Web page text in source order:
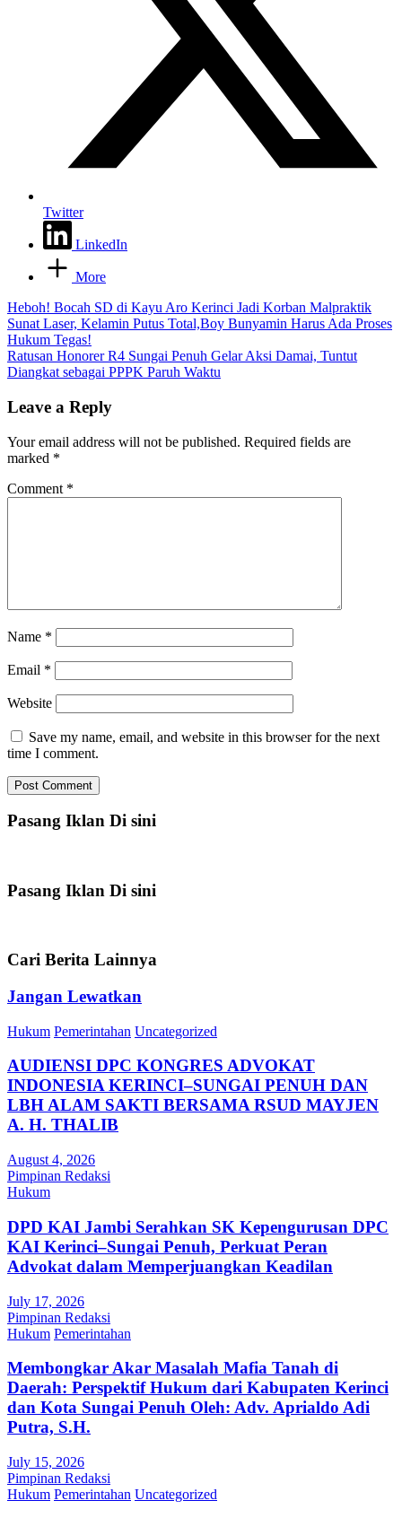
Twitter
LinkedIn
More
Post
navigation
Heboh! Bocah SD di Kayu Aro Kerinci Jadi Korban Malpraktik
Sunat Laser, Kelamin Putus Total,Boy Bunyamin Harus Ada Proses
Hukum Tegas!
Ratusan Honorer R4 Sungai Penuh Gelar Aksi Damai, Tuntut
Diangkat sebagai PPPK Paruh Waktu
Leave a Reply
Your email address will not be published. Required fields are
marked *
Comment *
Name *
Email *
Website
Save my name, email, and website in this browser for the next
time I comment.
Pasang Iklan Di sini
Pasang Iklan Di sini
Cari Berita Lainnya
Jangan Lewatkan
Hukum Pemerintahan Uncategorized
AUDIENSI DPC KONGRES ADVOKAT
INDONESIA KERINCI–SUNGAI PENUH DAN
LBH ALAM SAKTI BERSAMA RSUD MAYJEN
A. H. THALIB
August 4, 2026
Pimpinan Redaksi
Hukum
DPD KAI Jambi Serahkan SK Kepengurusan DPC
KAI Kerinci–Sungai Penuh, Perkuat Peran
Advokat dalam Memperjuangkan Keadilan
July 17, 2026
Pimpinan Redaksi
Hukum Pemerintahan
Membongkar Akar Masalah Mafia Tanah di
Daerah: Perspektif Hukum dari Kabupaten Kerinci
dan Kota Sungai Penuh Oleh: Adv. Aprialdo Adi
Putra, S.H.
July 15, 2026
Pimpinan Redaksi
Hukum Pemerintahan Uncategorized